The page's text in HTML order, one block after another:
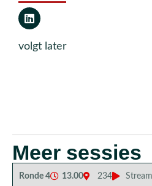
volgt later
Meer sessies
Ronde 4 13.00 234